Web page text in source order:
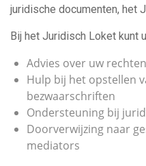
juridische documenten, het
Bij het Juridisch Loket kunt
Advies over uw
Hulp bij het opstellen
bezwaarschriften
Ondersteuning bij
Doorverwijzing naar
mediators